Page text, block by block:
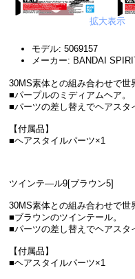
拡大表示
モデル: 5069157
メーカー: BANDAI
30MS素体との組み合わせで世
■パープルのミディアムヘア。
■パーツの差し替えでヘアスタ
【付属品】
■ヘアスタイルパーツ×1
ツインテ―ル9[ブラウン5]
30MS素体との組み合わせで世
■ブラウンのツインテール。
■パーツの差し替えでヘアスタ
【付属品】
■ヘアスタイルパーツ×1